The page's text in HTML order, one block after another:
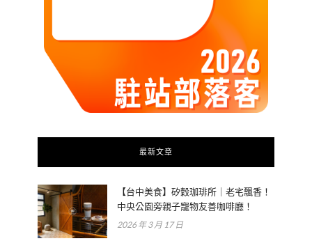
最新文章
【台中美食】矽穀珈琲所｜老宅飄香！
中央公園旁親子寵物友善咖啡廳！
2026 年 3 月 17 日